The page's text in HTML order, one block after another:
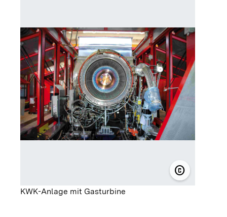
copyright© Roche
KWK-Anlage mit Gasturbine